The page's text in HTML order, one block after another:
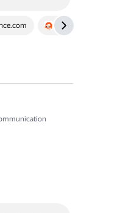
hinative.com